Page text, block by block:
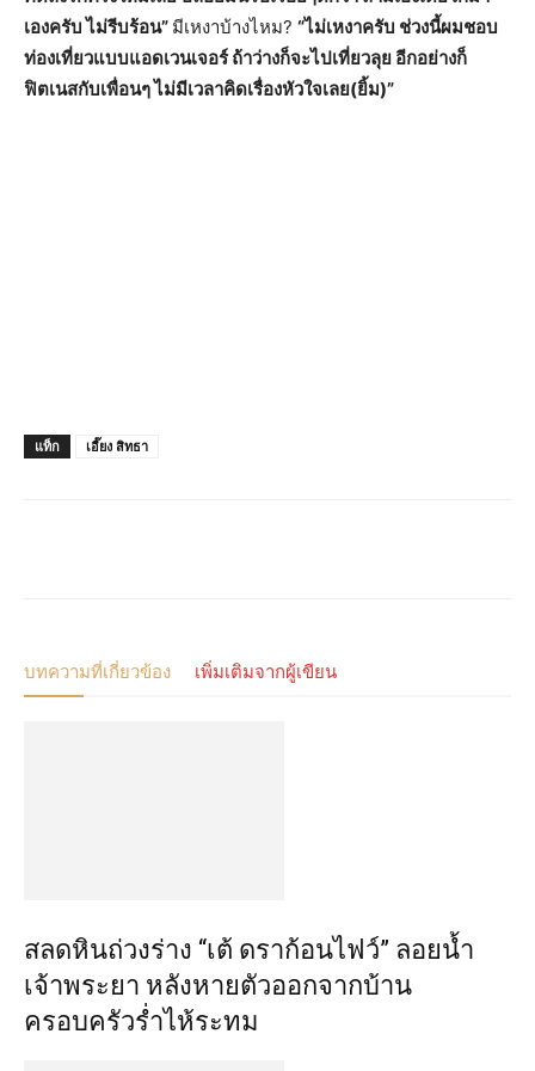
เองครับ ไม่รีบร้อน” มีเหงาบ้างไหม? “ไม่เหงาครับ ช่วงนี้ผมชอบ
ท่องเที่ยวแบบแอดเวนเจอร์ ถ้าว่างก็จะไปเที่ยวลุย อีกอย่างก็
ฟิตเนสกับเพื่อนๆ ไม่มีเวลาคิดเรื่องหัวใจเลย(ยิ้ม)”
แท็ก เอี๊ยง สิทธา
บทความที่เกี่ยวข้อง เพิ่มเติมจากผู้เขียน
สลดหินถ่วงร่าง “เต้ ดราก้อนไฟว์” ลอยน้ำ
เจ้าพระยา หลังหายตัวออกจากบ้าน
ครอบครัวร่ำไห้ระทม